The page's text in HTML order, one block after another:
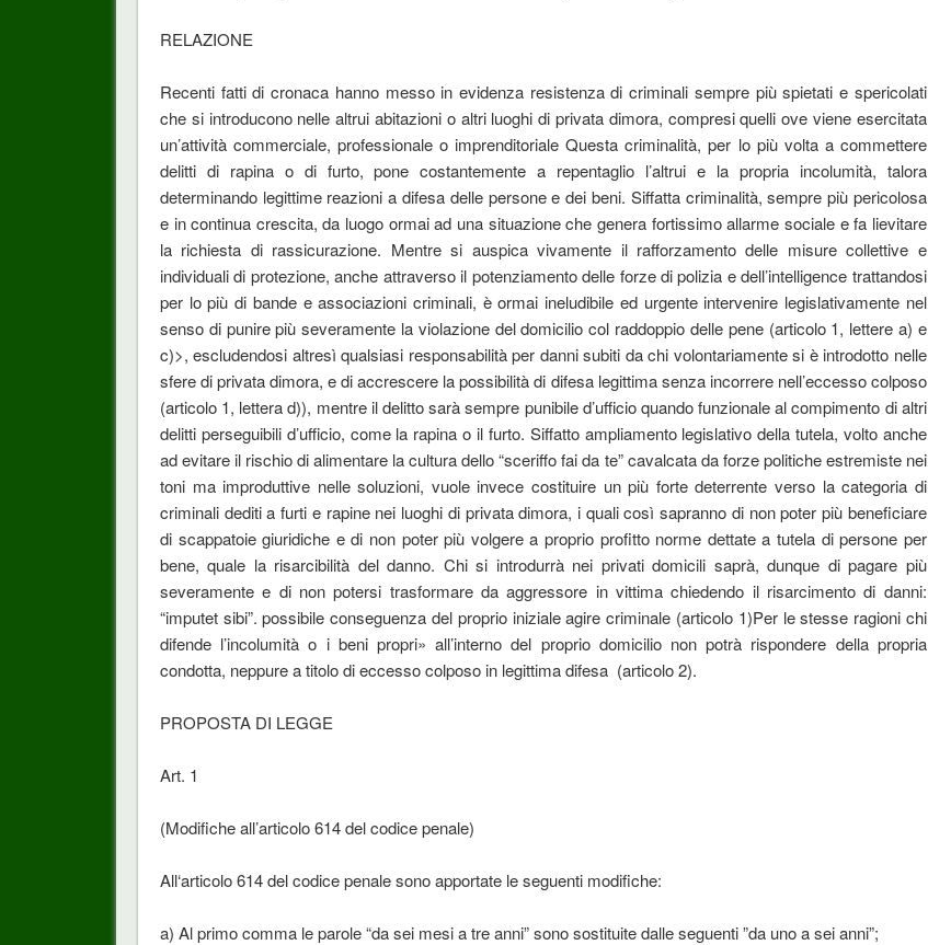
RELAZIONE
Recenti fatti di cronaca hanno messo in evidenza resistenza di criminali sempre più spietati e spericolati
che si introducono nelle altrui abitazioni o altri luoghi di privata dimora, compresi quelli ove viene esercitata
un’attività commerciale, professionale o imprenditoriale Questa criminalità, per lo più volta a commettere
delitti di rapina o di furto, pone costantemente a repentaglio l’altrui e la propria incolumità, talora
determinando legittime reazioni a difesa delle persone e dei beni. Siffatta criminalità, sempre più pericolosa
e in continua crescita, da luogo ormai ad una situazione che genera fortissimo allarme sociale e fa lievitare
la richiesta di rassicurazione. Mentre si auspica vivamente il rafforzamento delle misure collettive e
individuali di protezione, anche attraverso il potenziamento delle forze di polizia e dell’intelligence trattandosi
per lo più di bande e associazioni criminali, è ormai ineludibile ed urgente intervenire legislativamente nel
senso di punire più severamente la violazione del domicilio col raddoppio delle pene (articolo 1, lettere a) e
c)>, escludendosi altresì qualsiasi responsabilità per danni subiti da chi volontariamente si è introdotto nelle
sfere di privata dimora, e di accrescere la possibilità di difesa legittima senza incorrere nell’eccesso colposo
(articolo 1, lettera d)), mentre il delitto sarà sempre punibile d’ufficio quando funzionale al compimento di altri
delitti perseguibili d’ufficio, come la rapina o il furto. Siffatto ampliamento legislativo della tutela, volto anche
ad evitare il rischio di alimentare la cultura dello “sceriffo fai da te” cavalcata da forze politiche estremiste nei
toni ma improduttive nelle soluzioni, vuole invece costituire un più forte deterrente verso la categoria di
criminali dediti a furti e rapine nei luoghi di privata dimora, i quali così sapranno di non poter più beneficiare
di scappatoie giuridiche e di non poter più volgere a proprio profitto norme dettate a tutela di persone per
bene, quale la risarcibilità del danno. Chi si introdurrà nei privati domicili saprà, dunque di pagare più
severamente e di non potersi trasformare da aggressore in vittima chiedendo il risarcimento di danni:
“imputet sibi”. possibile conseguenza del proprio iniziale agire criminale (articolo 1)Per le stesse ragioni chi
difende l’incolumità o i beni propri» all’interno del proprio domicilio non potrà rispondere della propria
condotta, neppure a titolo di eccesso colposo in legittima difesa (articolo 2).
PROPOSTA DI LEGGE
Art. 1
(Modifiche all’articolo 614 del codice penale)
All‘articolo 614 del codice penale sono apportate le seguenti modifiche:
a) Al primo comma le parole “da sei mesi a tre anni” sono sostituite dalle seguenti ”da uno a sei anni”;